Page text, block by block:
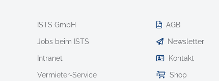
ISTS GmbH
Jobs beim ISTS
Intranet
Vermieter-Service
AGB
Newsletter
Kontakt
Shop